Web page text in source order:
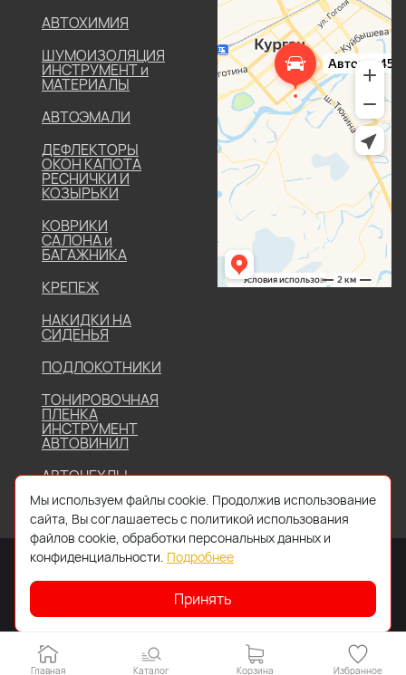
АВТОХИМИЯ
ШУМОИЗОЛЯЦИЯ
ИНСТРУМЕНТ и
МАТЕРИАЛЫ
АВТОЭМАЛИ
ДЕФЛЕКТОРЫ
ОКОН КАПОТА
РЕСНИЧКИ И
КОЗЫРЬКИ
КОВРИКИ
САЛОНА и
БАГАЖНИКА
КРЕПЕЖ
НАКИДКИ НА
СИДЕНЬЯ
ПОДЛОКОТНИКИ
ТОНИРОВОЧНАЯ
ПЛЕНКА
ИНСТРУМЕНТ
АВТОВИНИЛ
АВТОЧЕХЛЫ
2026 © Все права защищены. Работает наIDIGI
Главная Каталог Корзина Избранное
Мы используем файлы cookie. Продолжив использование
сайта, Вы соглашаетесь с политикой использования
файлов cookie, обработки персональных данных и
конфиденциальности. Подробнее
Принять